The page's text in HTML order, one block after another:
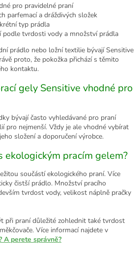
pro pravidelné praní
parfemací a dráždivých složek
typ prádla
podle tvrdosti vody a množství prádla
prádlo nebo ložní textilie bývají Sensitive
proto, že pokožka přichází s těmito
kontaktu.
gely Sensitive vhodné pro
bývají často vyhledávané pro praní
pro nejmenší. Vždy je ale vhodné vybírat
složení a doporučení výrobce.
ekologickým pracím gelem?
součástí ekologického praní. Více
čistší prádlo. Množství pracího
tvrdost vody, velikost náplně pračky
při praní důležité zohlednit také tvrdost
Více informací najdete v
A perete správně?